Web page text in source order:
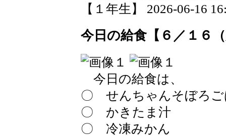
【１年生】 2026-06-16
今日の給食【６／１６
今日の給食は、
〇 せんちゃんそぼろご
〇 かきたま汁
〇 冷凍みかん